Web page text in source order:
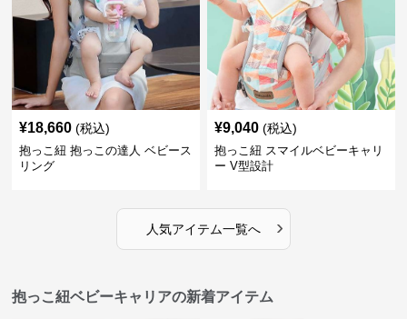
¥18,660 (税込)
抱っこ紐 抱っこの達人 ベビース
リング
¥9,040 (税込)
抱っこ紐 スマイルベビーキャリ
ー V型設計
人気アイテム一覧へ ›
抱っこ紐ベビーキャリアの新着アイテム